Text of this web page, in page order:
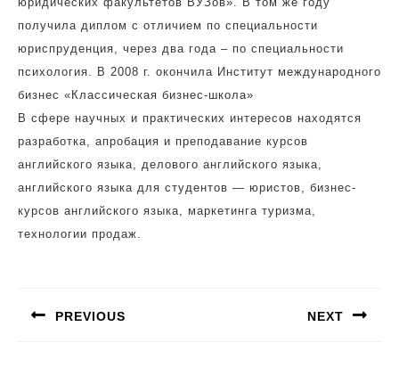
получила диплом с отличием по специальности
юриспруденция, через два года – по специальности
психология. В 2008 г. окончила Институт международного
бизнес «Классическая бизнес-школа»
В сфере научных и практических интересов находятся
разработка, апробация и преподавание курсов
английского языка, делового английского языка,
английского языка для студентов — юристов, бизнес-
курсов английского языка, маркетинга туризма,
технологии продаж.
записям
PREVIOUS NEXT